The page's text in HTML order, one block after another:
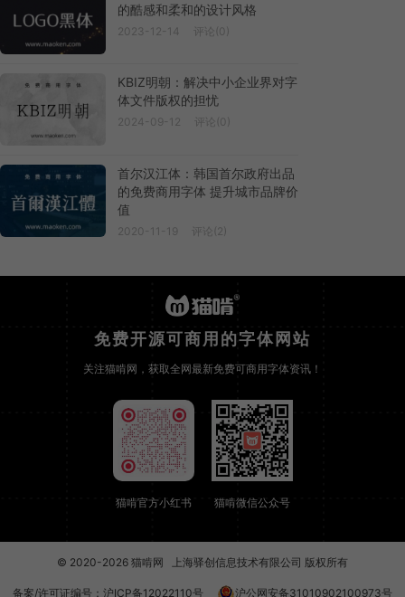
的酷感和柔和的设计风格
2023-12-14 评论(0)
KBIZ明朝：解决中小企业界对字
体文件版权的担忧
2024-09-12 评论(0)
首尔汉江体：韩国首尔政府出品
的免费商用字体 提升城市品牌价
值
2020-11-19 评论(2)
免费开源可商用的字体网站
关注猫啃网，获取全网最新免费可商用字体资讯！
猫啃官方小红书 猫啃微信公众号
© 2020-2026 猫啃网 上海驿创信息技术有限公司 版权所有
备案/许可证编号： 沪ICP备12022110号 沪公网安备31010902100973号